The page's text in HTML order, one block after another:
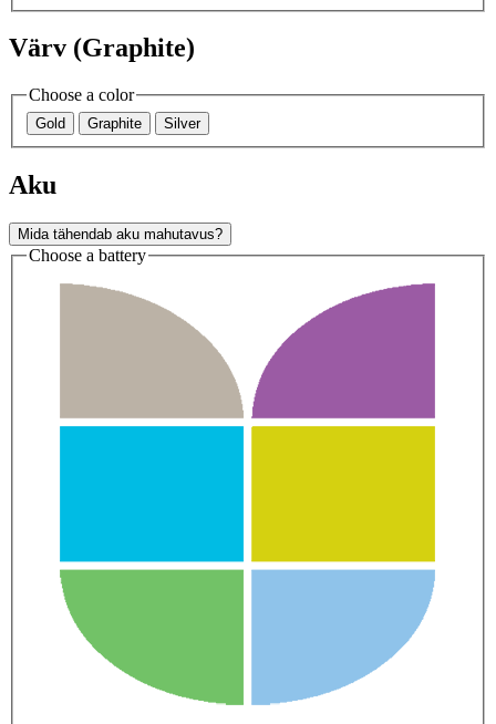
Värv (Graphite)
Choose a color
Gold Graphite Silver
Aku
Mida tähendab aku mahutavus?
Choose a battery